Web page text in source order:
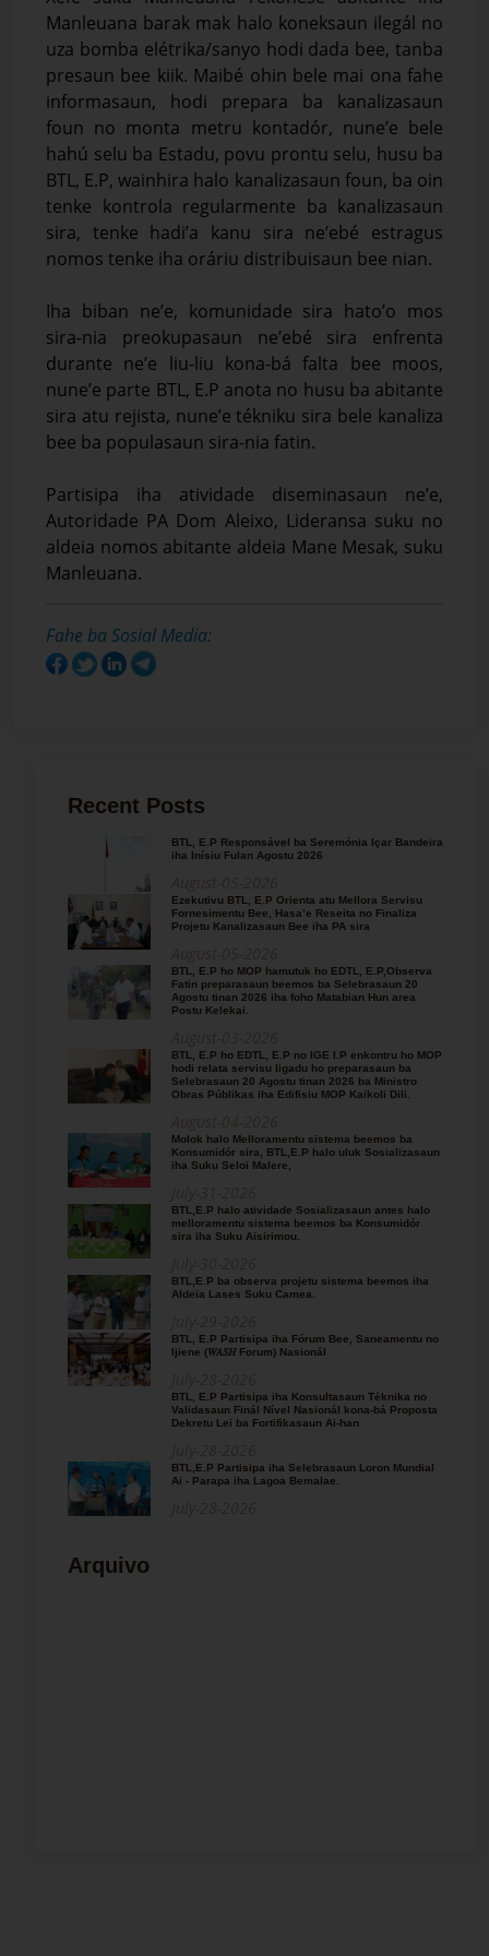
Manleuana barak mak halo koneksaun ilegál no
uza bomba elétrika/sanyo hodi dada bee, tanba
presaun bee kiik. Maibé ohin bele mai ona fahe
informasaun, hodi prepara ba kanalizasaun
foun no monta metru kontadór, nune’e bele
hahú selu ba Estadu, povu prontu selu, husu ba
BTL, E.P, wainhira halo kanalizasaun foun, ba oin
tenke kontrola regularmente ba kanalizasaun
sira, tenke hadi’a kanu sira ne’ebé estragus
nomos tenke iha oráriu distribuisaun bee nian.
Iha biban ne’e, komunidade sira hato’o mos
sira-nia preokupasaun ne’ebé sira enfrenta
durante ne’e liu-liu kona-bá falta bee moos,
nune’e parte BTL, E.P anota no husu ba abitante
sira atu rejista, nune’e tékniku sira bele kanaliza
bee ba populasaun sira-nia fatin.
Partisipa iha atividade diseminasaun ne’e,
Autoridade PA Dom Aleixo, Lideransa suku no
aldeia nomos abitante aldeia Mane Mesak, suku
Manleuana.
Fahe ba Sosial Media:
Recent Posts
BTL, E.P Responsável ba Seremónia Içar Bandeira
iha Inísiu Fulan Agostu 2026
Ezekutivu BTL, E.P Orienta atu Mellora Servisu
Fornesimentu Bee, Hasa’e Reseita no Finaliza
Projetu Kanalizasaun Bee iha PA sira
BTL, E.P ho MOP hamutuk ho EDTL, E.P,Observa
Fatin preparasaun beemos ba Selebrasaun 20
Agostu tinan 2026 iha foho Matabian Hun area
Postu Kelekai.
BTL, E.P ho EDTL, E.P no IGE I.P enkontru ho MOP
hodi relata servisu ligadu ho preparasaun ba
Selebrasaun 20 Agostu tinan 2026 ba Ministro
Obras Públikas iha Edifisiu MOP Kaikoli Dili.
Molok halo Melloramentu sistema beemos ba
Konsumidór sira, BTL,E.P halo uluk Sosializasaun
iha Suku Seloi Malere,
BTL,E.P halo atividade Sosializasaun antes halo
melloramentu sistema beemos ba Konsumidór
sira iha Suku Aisirimou.
BTL,E.P ba observa projetu sistema beemos iha
Aldeia Lases Suku Camea.
BTL, E.P Partisipa iha Fórum Bee, Saneamentu no
Ijiene (𝑊𝐴𝑆𝐻 Forum) Nasionál
BTL, E.P Partisipa iha Konsultasaun Téknika no
Validasaun Finál Nível Nasionál kona-bá Proposta
Dekretu Lei ba Fortifikasaun Ai-han
BTL,E.P Partisipa iha Selebrasaun Loron Mundial
Ai - Parapa iha Lagoa Bemalae.
Arquivo